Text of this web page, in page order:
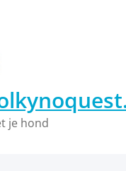
je hond